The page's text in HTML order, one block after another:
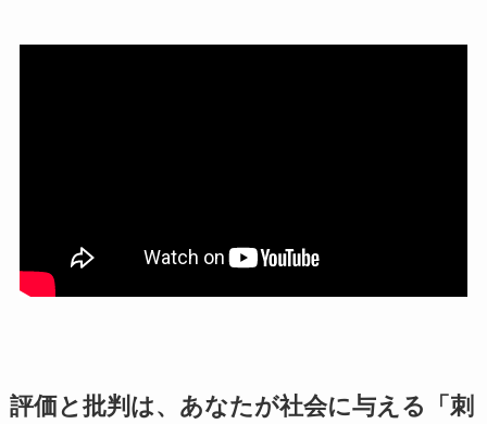
評価と批判は、あなたが社会に与える「刺